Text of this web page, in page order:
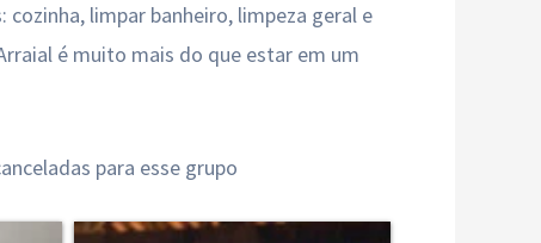
limpar banheiro, limpeza geral e
é muito mais do que estar em um
para esse grupo